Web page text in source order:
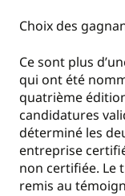
Choix des
Ce sont plus
qui ont été
quatrième
candidatures
déterminé les
entreprise
non certifiée. Le
remis au